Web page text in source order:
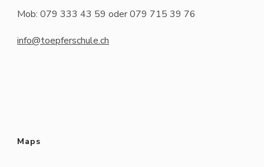
Mob: 079 333 43 59 oder 079 715 39 76
info@toepferschule.ch
Maps